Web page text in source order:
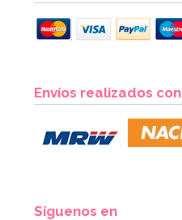
Envíos realizados con
Síguenos en